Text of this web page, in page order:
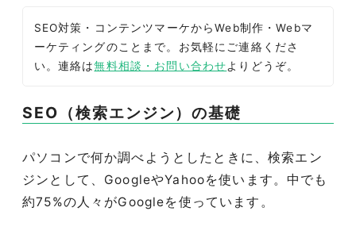
SEO対策・コンテンツマーケからWeb制作・Webマ
ーケティングのことまで。お気軽にご連絡くださ
い。連絡は無料相談・お問い合わせよりどうぞ。
SEO（検索エンジン）の基礎
パソコンで何か調べようとしたときに、検索エン
ジンとして、GoogleやYahooを使います。中でも
約75%の人々がGoogleを使っています。